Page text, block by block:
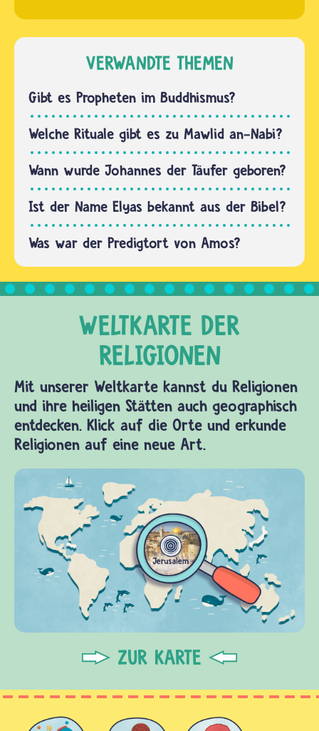
jüdischen
und
christlichen
der
Koran
der
muslimischen
Gläubigen
und auch
Schriften…
VERWANDTE THEMEN
Gibt es Propheten im Buddhismus?
Welche Rituale gibt es zu Mawlid an-Nabi?
Wann wurde Johannes der Täufer geboren?
Ist der Name Elyas bekannt aus der Bibel?
Was war der Predigtort von Amos?
Mit unserer Weltkarte kannst du Religionen
und ihre heiligen Stätten auch geographisch
entdecken. Klick auf die Orte und erkunde
Religionen auf eine neue Art.
ZUR KARTE